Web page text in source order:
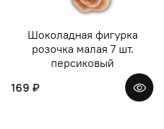
Шоколадная фигурка
розочка малая 7 шт.
персиковый
169 ₽